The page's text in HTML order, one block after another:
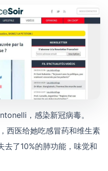
，感染新冠病毒。
西医给她吃感冒药和维生素
去了10%的肺功能，味觉和